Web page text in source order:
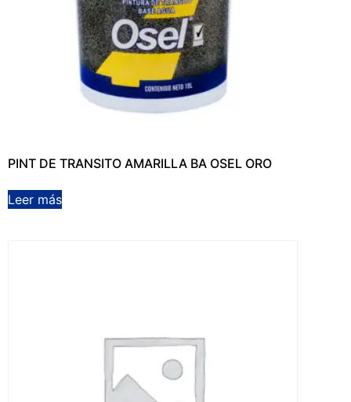
PINT DE TRANSITO AMARILLA BA OSEL ORO
Leer más